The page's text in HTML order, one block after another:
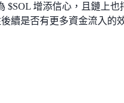
$SOL 增添信心，且鏈上也
續是否有更多資金流入的